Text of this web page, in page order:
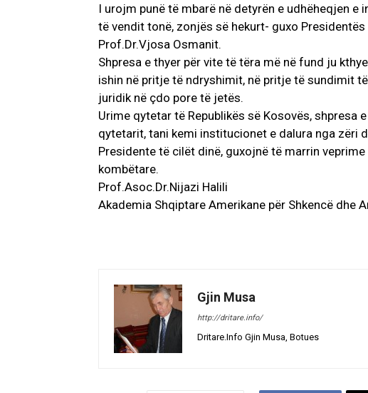
I urojm punë të mbarë në detyrën e udhëheqjen
të vendit tonë, zonjës së hekurt- guxo
Prof.Dr.Vjosa Osmanit.
Shpresa e thyer për vite të tëra më në fund ju
ishin në pritje të ndryshimit, në pritje të sundimit
juridik në çdo pore të jetës.
Urime qytetar të Republikës së Kosovës, shpresa
qytetarit, tani kemi institucionet e dalura nga zëri
Presidente të cilët dinë, guxojnë të marrin
kombëtare.
Prof.Asoc.Dr.Nijazi Halili
Akademia Shqiptare Amerikane për Shkencë dhe
Gjin Musa
http://dritare.info/
Dritare.Info Gjin Musa, Botues